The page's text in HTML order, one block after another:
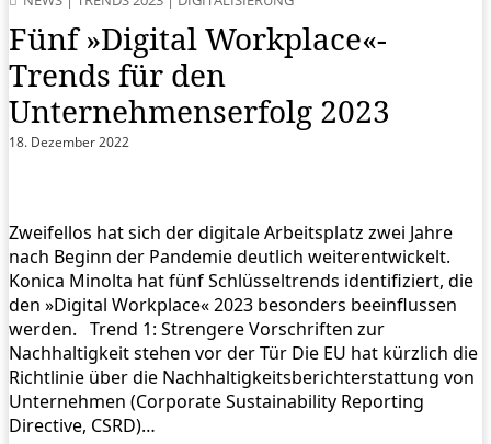
Fünf »Digital Workplace«-
Trends für den
Unternehmenserfolg 2023
18. Dezember 2022
Zweifellos hat sich der digitale Arbeitsplatz zwei Jahre
nach Beginn der Pandemie deutlich weiterentwickelt.
Konica Minolta hat fünf Schlüsseltrends identifiziert, die
den »Digital Workplace« 2023 besonders beeinflussen
werden. Trend 1: Strengere Vorschriften zur
Nachhaltigkeit stehen vor der Tür Die EU hat kürzlich die
Richtlinie über die Nachhaltigkeitsberichterstattung von
Unternehmen (Corporate Sustainability Reporting
Directive, CSRD)…